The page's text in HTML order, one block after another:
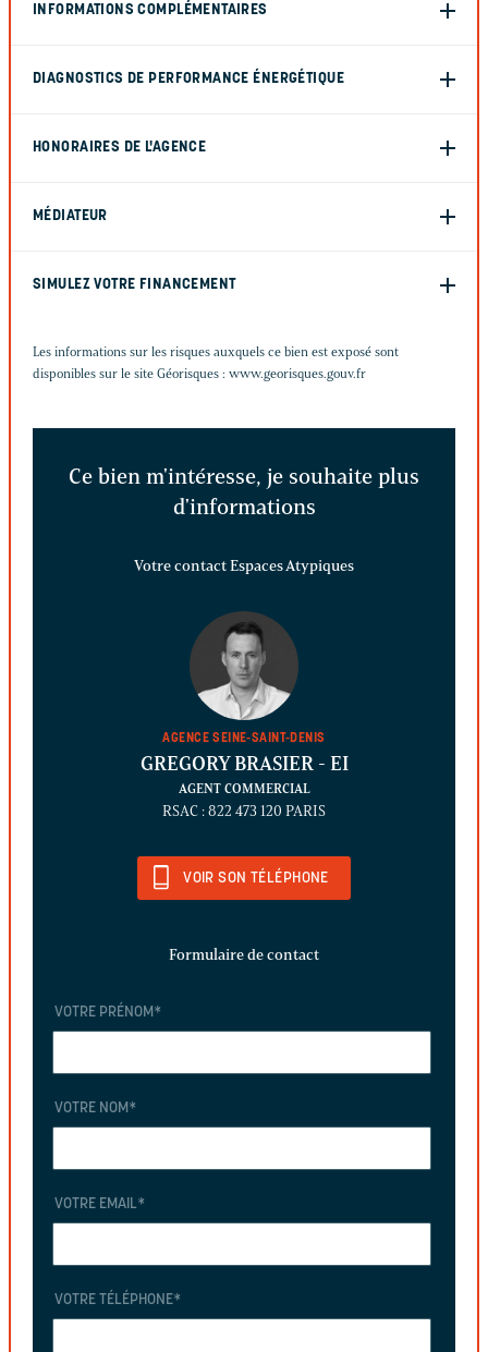
INFORMATIONS COMPLÉMENTAIRES
DIAGNOSTICS DE PERFORMANCE ÉNERGÉTIQUE
HONORAIRES DE L'AGENCE
MÉDIATEUR
SIMULEZ VOTRE FINANCEMENT
Les informations sur les risques auxquels ce bien est exposé sont
disponibles sur le site Géorisques : www.georisques.gouv.fr
Ce bien m'intéresse, je souhaite plus
d'informations
Votre contact Espaces Atypiques
AGENCE SEINE-SAINT-DENIS
GREGORY BRASIER - EI
AGENT COMMERCIAL
RSAC : 822 473 120 PARIS
VOIR SON TÉLÉPHONE
Formulaire de contact
VOTRE PRÉNOM *
VOTRE NOM *
VOTRE EMAIL*
VOTRE TÉLÉPHONE*